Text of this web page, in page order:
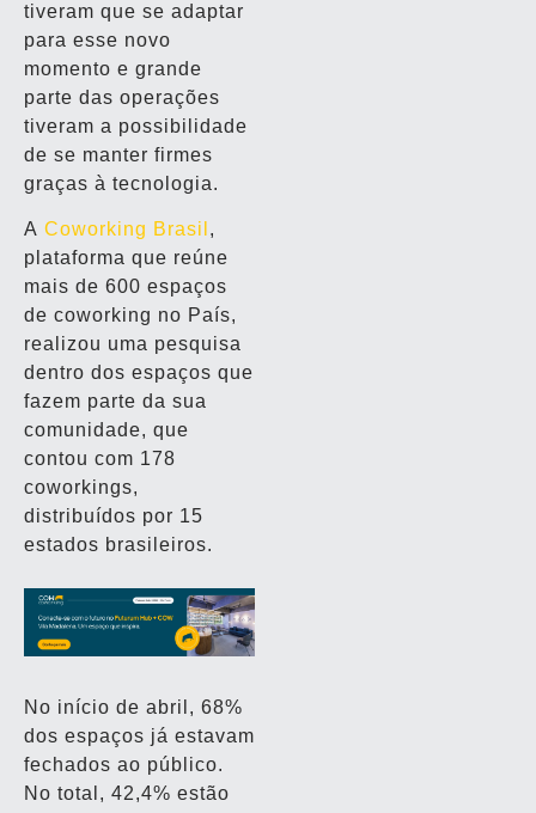
tiveram que se adaptar
para esse novo
momento e grande
parte das operações
tiveram a possibilidade
de se manter firmes
graças à tecnologia.
A Coworking Brasil ,
plataforma que reúne
mais de 600 espaços
de coworking no País,
realizou uma pesquisa
dentro dos espaços que
fazem parte da sua
comunidade, que
contou com 178
coworkings,
distribuídos por 15
estados brasileiros.
No início de abril, 68%
dos espaços já estavam
fechados ao público.
No total, 42,4% estão